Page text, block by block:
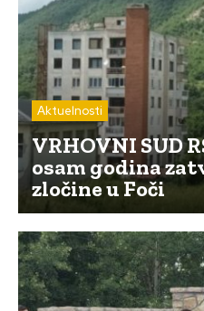
Aktuelnosti
VRHOVNI SUD
osam godina
zločine u Foči